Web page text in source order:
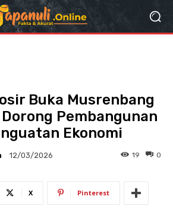
Buka Musrenbang
Dorong Pembangunan
Ekonomi
12/03/2026 0
19
X Pinterest